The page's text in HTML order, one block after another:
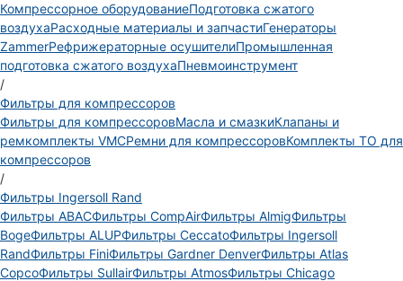
Компрессорное оборудованиеПодготовка сжатого
воздухаРасходные материалы и запчастиГенераторы
ZammerРефрижераторные осушителиПромышленная
подготовка сжатого воздухаПневмоинструмент
/
Фильтры для компрессоров
Фильтры для компрессоровМасла и смазкиКлапаны и
ремкомплекты VMCРемни для компрессоровКомплекты ТО для
компрессоров
/
Фильтры Ingersoll Rand
Фильтры ABACФильтры CompAirФильтры AlmigФильтры
BogeФильтры ALUPФильтры CeccatoФильтры Ingersoll
RandФильтры FiniФильтры Gardner DenverФильтры Atlas
CopcoФильтры SullairФильтры AtmosФильтры Chicago